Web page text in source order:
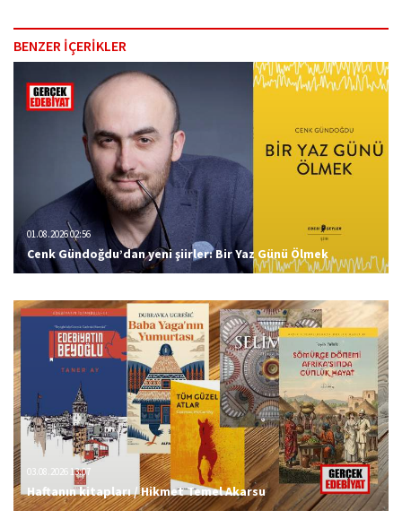
BENZER İÇERİKLER
01.08.2026 02:56
Cenk Gündoğdu’dan yeni şiirler: Bir Yaz Günü Ölmek
03.08.2026 13:07
Haftanın kitapları / Hikmet Temel Akarsu